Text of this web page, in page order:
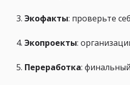
Экофакты: проверьте
Экопроекты:
Переработка: